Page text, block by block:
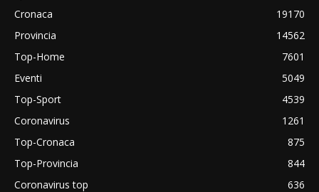
Cronaca
19170
Provincia
14562
Top-Home
7601
Eventi
5049
Top-Sport
4539
Coronavirus
1261
Top-Cronaca
875
Top-Provincia
844
Coronavirus top
636